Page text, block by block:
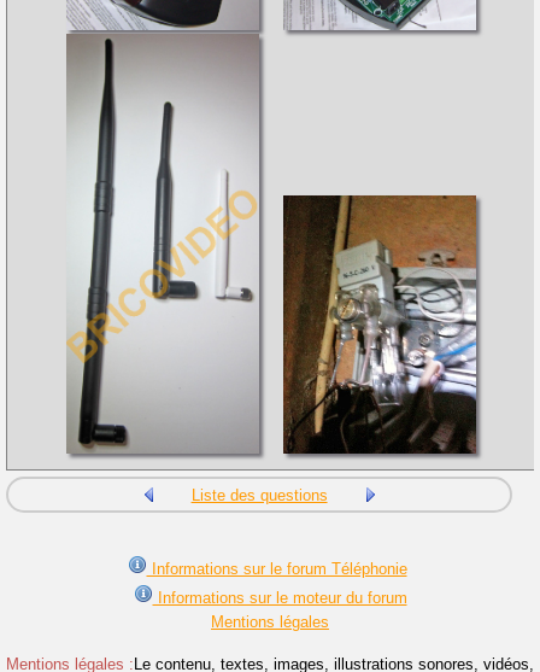
Liste des questions
Informations sur le forum Téléphonie
Informations sur le moteur du forum
Mentions légales
Mentions légales :Le contenu, textes, images, illustrations sonores, vidéos,